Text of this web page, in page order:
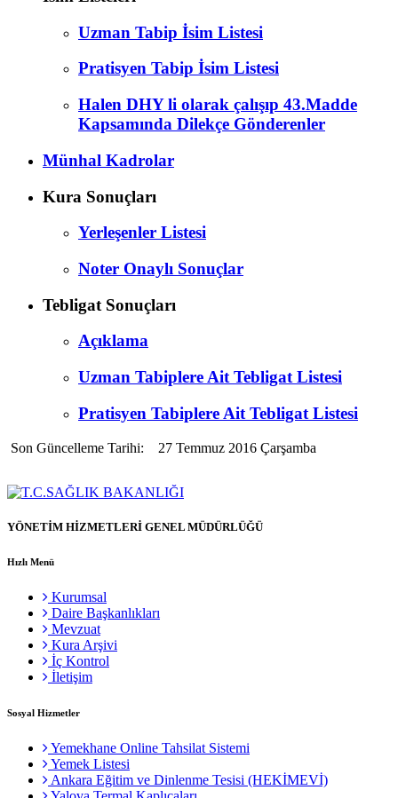
Uzman Tabip İsim Listesi
Pratisyen Tabip İsim Listesi
Halen DHY li olarak çalışıp 43.Madde
Kapsamında Dilekçe Gönderenler
Münhal Kadrolar
Kura Sonuçları
Yerleşenler Listesi
Noter Onaylı Sonuçlar
Tebligat Sonuçları
Açıklama
Uzman Tabiplere Ait Tebligat Listesi
Pratisyen Tabiplere Ait Tebligat Listesi
Son Güncelleme Tarihi: 27 Temmuz 2016 Çarşamba
YÖNETİM HİZMETLERİ GENEL MÜDÜRLÜĞÜ
Hızlı Menü
Kurumsal
Daire Başkanlıkları
Mevzuat
Kura Arşivi
İç Kontrol
İletişim
Sosyal Hizmetler
Yemekhane Online Tahsilat Sistemi
Yemek Listesi
Ankara Eğitim ve Dinlenme Tesisi (HEKİMEVİ)